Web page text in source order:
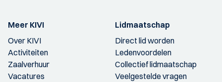
Meer KIVI
Over KIVI
Activiteiten
Zaalverhuur
Vacatures
Lidmaatschap
Direct lid worden
Ledenvoordelen
Collectief lidmaatschap
Veelgestelde vragen